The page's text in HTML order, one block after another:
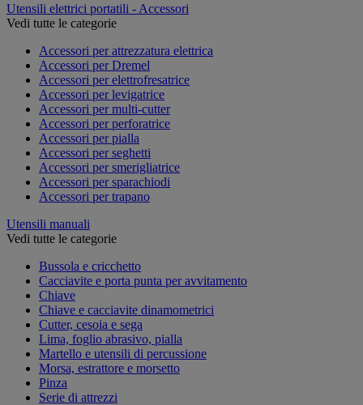
Utensili elettrici portatili - Accessori
Vedi tutte le categorie
Accessori per attrezzatura elettrica
Accessori per Dremel
Accessori per elettrofresatrice
Accessori per levigatrice
Accessori per multi-cutter
Accessori per perforatrice
Accessori per pialla
Accessori per seghetti
Accessori per smerigliatrice
Accessori per sparachiodi
Accessori per trapano
Utensili manuali
Vedi tutte le categorie
Bussola e cricchetto
Cacciavite e porta punta per avvitamento
Chiave
Chiave e cacciavite dinamometrici
Cutter, cesoia e sega
Lima, foglio abrasivo, pialla
Martello e utensili di percussione
Morsa, estrattore e morsetto
Pinza
Serie di attrezzi